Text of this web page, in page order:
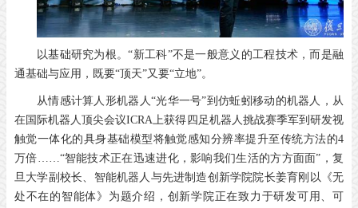
以基础研究为根。“新工科”不是一般意义的工程技术，而是融
通基础与应用，既要“顶天”又要“立地”。
从情感计算人形机器人“光华一号”到仿蚯蚓移动的机器人，从
在国际机器人顶尖会议ICRA上获得四足机器人挑战赛季军到研发视
触觉一体化的具身基础模型将触觉感知分辨率提升至传统方法的4
万倍……“智能技术正在迅速进化，影响我们生活的方方面面”，复
旦大学副校长、智能机器人与先进制造创新学院院长姜育刚以《无
处不在的智能体》为题介绍，创新学院正在致力于研发可用、可